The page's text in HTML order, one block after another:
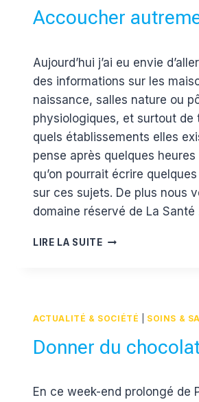
Accoucher
Estelle
Aujourd’hui j’ai eu envie
des informations sur les
naissance, salles nature ou
physiologiques, et surtout de
quels établissements elles
pense après quelques
qu’on pourrait écrire
sur ces sujets. De plus nous
domaine réservé de La Santé
LIRE LA SUITEACCOUCHER
ACTUALITÉ & SOCIÉTÉ SOINS &
Donner du
Estelle
En ce week-end prolongé de